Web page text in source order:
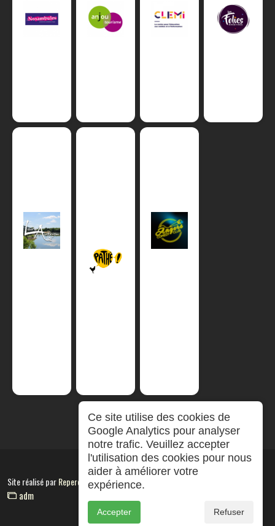
Site réalisé parRepereCom
adm
Ce site utilise des cookies de
Google Analytics pour analyser
notre trafic. Veuillez accepter
l'utilisation des cookies pour nous
aider à améliorer votre
expérience.
Accepter Refuser